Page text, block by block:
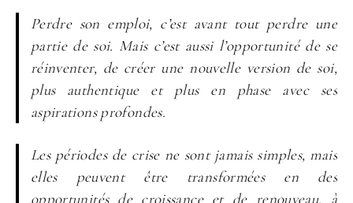
Perdre son emploi, c’est avant tout perdre une
partie de soi. Mais c’est aussi l’opportunité de se
réinventer, de créer une nouvelle version de soi,
plus authentique et plus en phase avec ses
aspirations profondes.
Les périodes de crise ne sont jamais simples, mais
elles peuvent être transformées en des
opportunités de croissance et de renouveau, à